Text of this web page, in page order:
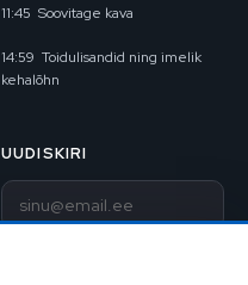
11:45 Soovitage kava
14:59 Toidulisandid ning imelik
kehalõhn
UUDISKIRI
E-post